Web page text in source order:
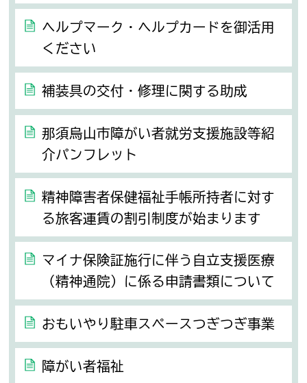
ヘルプマーク・ヘルプカードを御活用
ください
補装具の交付・修理に関する助成
那須烏山市障がい者就労支援施設等紹
介パンフレット
精神障害者保健福祉手帳所持者に対す
る旅客運賃の割引制度が始まります
マイナ保険証施行に伴う自立支援医療
（精神通院）に係る申請書類について
おもいやり駐車スペースつぎつぎ事業
障がい者福祉